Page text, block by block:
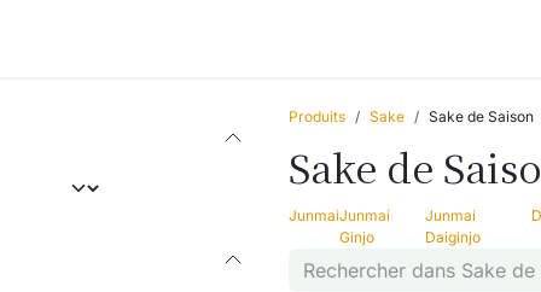
Produits Sake Sake de Saison
Sake de
JunmaiJunmai
Ginjo
Junmai
Daiginjo